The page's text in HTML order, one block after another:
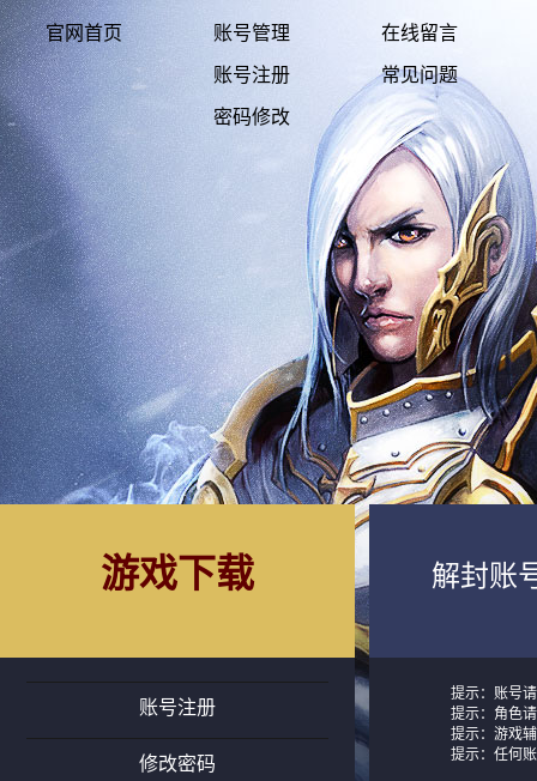
官网首页 账号管理
账号注册
密码修改
在线留言
常见问题
游戏下载
账号注册
修改密码
解封账
提示：账号
提示：角色
提示：游戏
提示：任何